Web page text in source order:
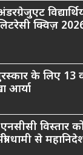
क्विज़
के लिए 13
आर्या
विस्तार
धामी से